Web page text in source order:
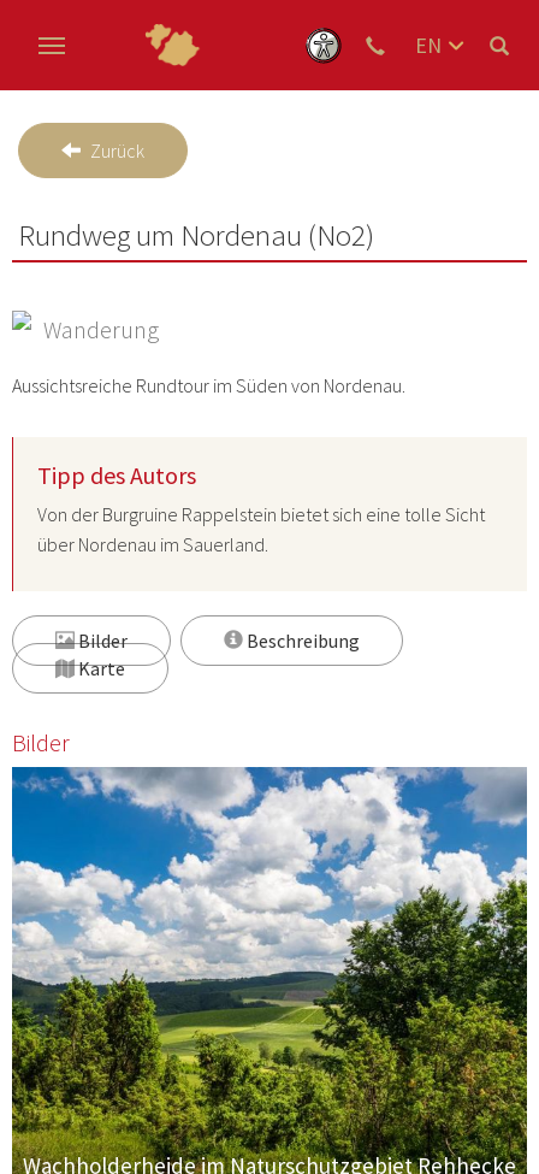
EN
Zurück
Rundweg um Nordenau (No2)
Wanderung
Aussichtsreiche Rundtour im Süden von Nordenau.
Tipp des Autors
Von der Burgruine Rappelstein bietet sich eine tolle Sicht
über Nordenau im Sauerland.
Bilder
Beschreibung
Karte
Bilder
Wachholderheide im Naturschutzgebiet Rehhecke